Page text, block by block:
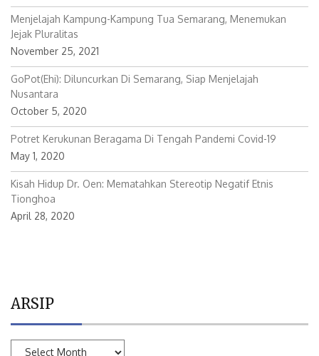
Menjelajah Kampung-Kampung Tua Semarang, Menemukan
Jejak Pluralitas
November 25, 2021
GoPot(ehi): Diluncurkan Di Semarang, Siap Menjelajah
Nusantara
October 5, 2020
Potret Kerukunan Beragama Di Tengah Pandemi Covid-19
May 1, 2020
Kisah Hidup Dr. Oen: Mematahkan Stereotip Negatif Etnis
Tionghoa
April 28, 2020
ARSIP
ARSIP